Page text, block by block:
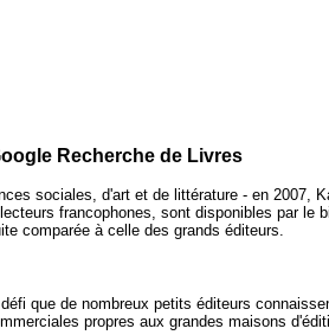
Recherche de Livres
sociales, d'art et de littérature - en 2007,
francophones, sont disponibles par le
comparée à celle des grands éditeurs.
que de nombreux petits éditeurs
propres aux grandes maisons